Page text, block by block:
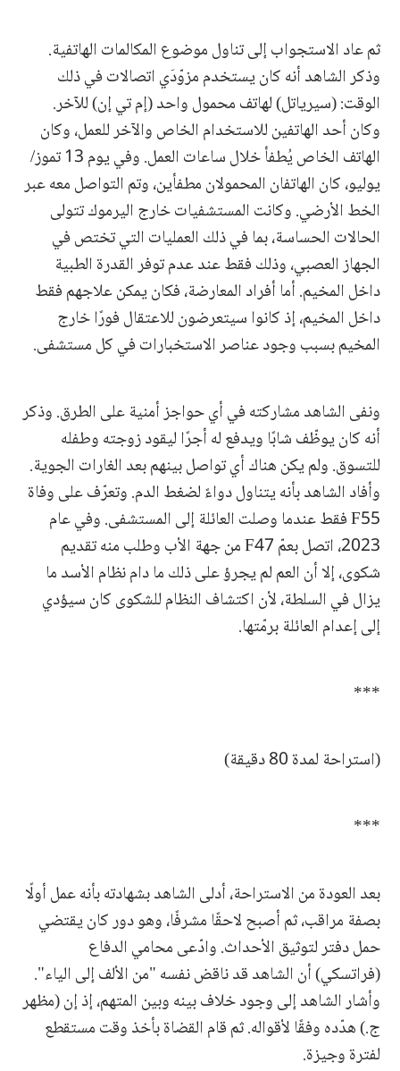
ثم عاد الاستجواب إلى تناول موضوع المكالمات الهاتفية.
وذكر الشاهد أنه كان يستخدم مزوّدَي اتصالات في ذلك
الوقت: (سيرياتل) لهاتف محمول واحد (إم تي إن) للآخر.
وكان أحد الهاتفين للاستخدام الخاص والآخر للعمل، وكان
الهاتف الخاص يُطفأ خلال ساعات العمل. وفي يوم 13 تموز/
يوليو، كان الهاتفان المحمولان مطفأين، وتم التواصل معه عبر
الخط الأرضي. وكانت المستشفيات خارج اليرموك تتولى
الحالات الحساسة، بما في ذلك العمليات التي تختص في
الجهاز العصبي، وذلك فقط عند عدم توفر القدرة الطبية
داخل المخيم. أما أفراد المعارضة، فكان يمكن علاجهم فقط
داخل المخيم، إذ كانوا سيتعرضون للاعتقال فورًا خارج
المخيم بسبب وجود عناصر الاستخبارات في كل مستشفى.
ونفى الشاهد مشاركته في أي حواجز أمنية على الطرق. وذكر
أنه كان يوظّف شابًا ويدفع له أجرًا ليقود زوجته وطفله
للتسوق. ولم يكن هناك أي تواصل بينهم بعد الغارات الجوية.
وأفاد الشاهد بأنه يتناول دواءً لضغط الدم. وتعرّف على وفاة
F55 فقط عندما وصلت العائلة إلى المستشفى. وفي عام
2023، اتصل بعمّ F47 من جهة الأب وطلب منه تقديم
شكوى، إلا أن العم لم يجرؤ على ذلك ما دام نظام الأسد ما
يزال في السلطة، لأن اكتشاف النظام للشكوى كان سيؤدي
إلى إعدام العائلة برمّتها.
***
(استراحة لمدة 80 دقيقة)
***
بعد العودة من الاستراحة، أدلى الشاهد بشهادته بأنه عمل أولًا
بصفة مراقب، ثم أصبح لاحقًا مشرفًا، وهو دور كان يقتضي
حمل دفتر لتوثيق الأحداث. وادّعى محامي الدفاع
(فراتسكي) أن الشاهد قد ناقض نفسه "من الألف إلى الياء".
وأشار الشاهد إلى وجود خلاف بينه وبين المتهم، إذ إن (مظهر
ج.) هدّده وفقًا لأقواله. ثم قام القضاة بأخذ وقت مستقطع
لفترة وجيزة.